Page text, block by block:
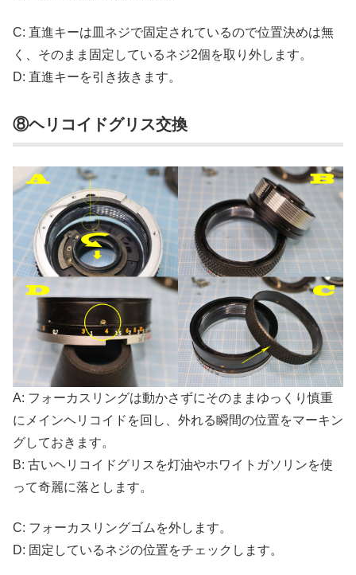
C: 直進キーは皿ネジで固定されているので位置決めは無
く、そのまま固定しているネジ2個を取り外します。
D: 直進キーを引き抜きます。
⑧ヘリコイドグリス交換
A: フォーカスリングは動かさずにそのままゆっくり慎重
にメインヘリコイドを回し、外れる瞬間の位置をマーキン
グしておきます。
B: 古いヘリコイドグリスを灯油やホワイトガソリンを使
って奇麗に落とします。
C: フォーカスリングゴムを外します。
D: 固定しているネジの位置をチェックします。